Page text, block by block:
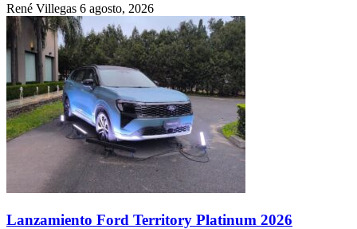
René Villegas 6 agosto, 2026
Lanzamiento Ford Territory Platinum 2026